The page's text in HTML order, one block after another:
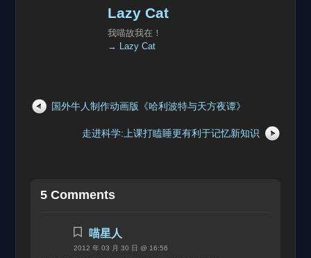
Lazy Cat
我喵故我在！
→ Lazy Cat
国外牛人制作动画版《哈利波特与天方夜谭》
走进科学:上课打瞌睡更有利于记忆新知识
5 Comments
喵星人
2012 年 03 月 30 日 @ 16:56